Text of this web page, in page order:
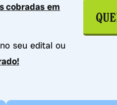
cobradas em
seu edital ou